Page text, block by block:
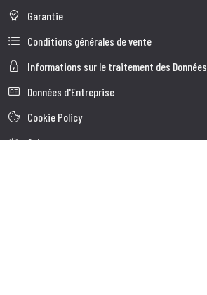
Garantie
Conditions générales de vente
Informations sur le traitement des Données
Données d'Entreprise
Cookie Policy
Qui nous somes